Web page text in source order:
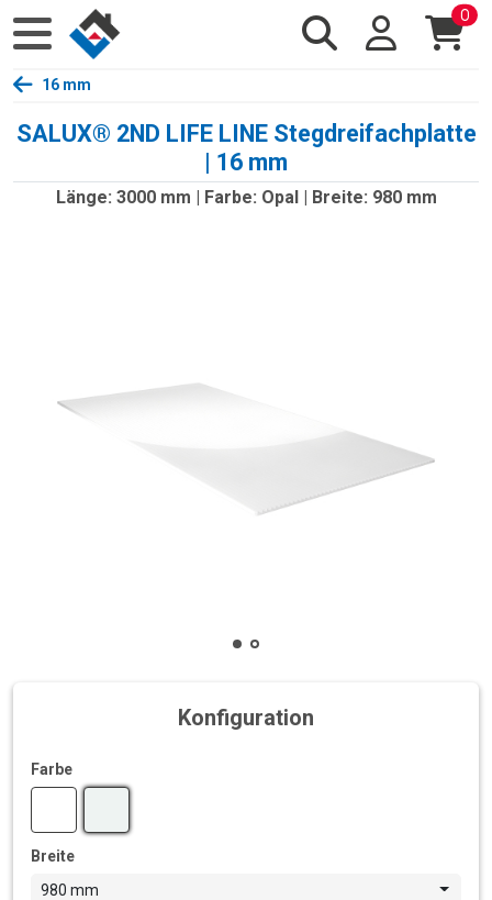
0
16 mm
SALUX® 2ND LIFE LINE Stegdreifachplatte
| 16 mm
Länge: 3000 mm | Farbe: Opal | Breite: 980 mm
Konfiguration
Farbe
Breite
980 mm